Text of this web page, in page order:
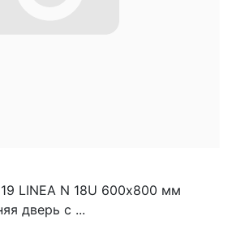
LINEA N 18U 600х800 мм
дверь с ...